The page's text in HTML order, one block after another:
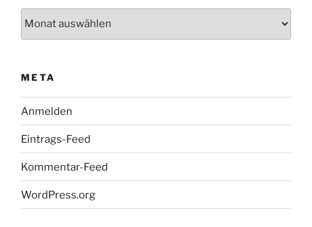
META
Anmelden
Eintrags-Feed
Kommentar-Feed
WordPress.org